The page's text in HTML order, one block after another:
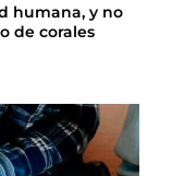
humana, y no
de corales